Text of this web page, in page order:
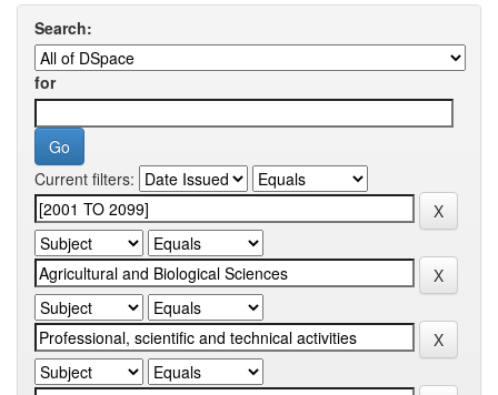
Search:
for
Current filters: